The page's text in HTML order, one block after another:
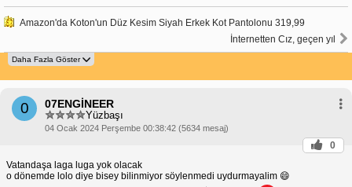
Amazon'da Koton'un Düz Kesim Siyah Erkek Kot Pantolonu 319,99
İnternetten Cız, geçen yıl
0 07ENGİNEER
Yüzbaşı
04 Ocak 2024 Perşembe 00:38:42 (5634 mesaj)
0
Vatandaşa laga luga yok olacak
o dönemde lolo diye bisey bilinmiyor söylenmedi uydurmayalim 😄